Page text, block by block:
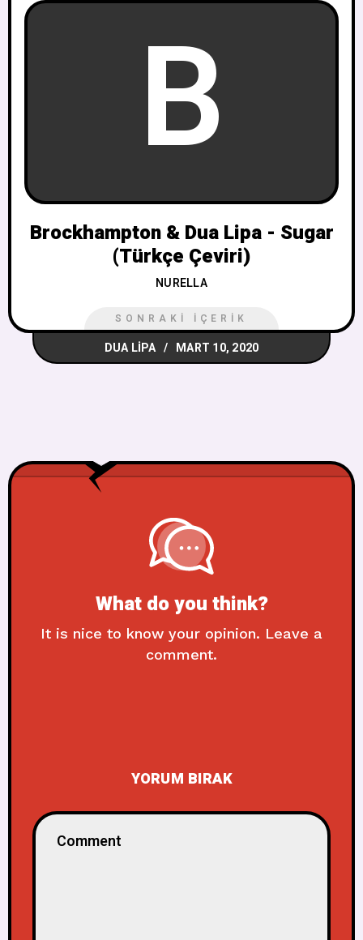
B
Brockhampton & Dua Lipa - Sugar
(Türkçe Çeviri)
NURELLA
SONRAKI İÇERIK
DUA LIPA MART 10, 2020
What do you think?
It is nice to know your opinion. Leave a
comment.
YORUM BIRAK